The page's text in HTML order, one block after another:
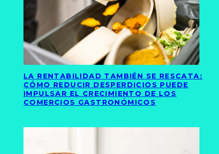
LA RENTABILIDAD TAMBIÉN SE RESCATA:
CÓMO REDUCIR DESPERDICIOS PUEDE
IMPULSAR EL CRECIMIENTO DE LOS
COMERCIOS GASTRONÓMICOS